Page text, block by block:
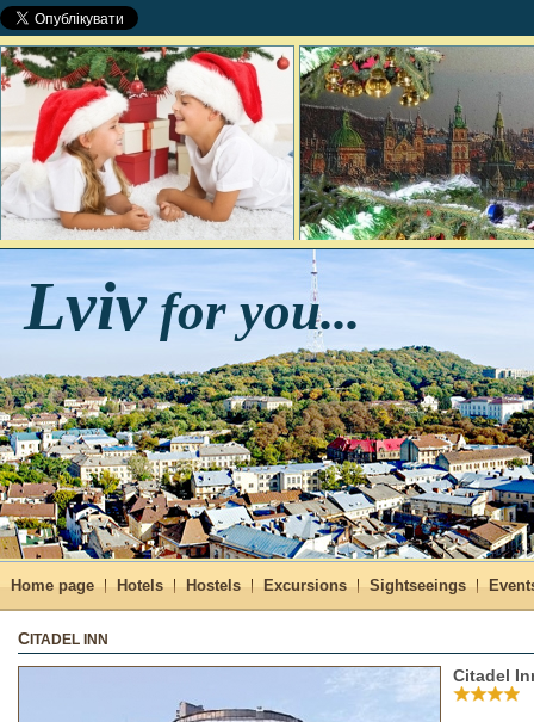
Lvivfor you...
Home page Hotels Hostels Excursions Sightseeings
CITADEL INN
Citadel